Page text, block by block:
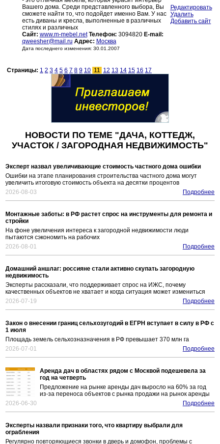
Вашего дома. Среди представленного выбора, Вы
сможете найти то, что подойдет именно Вам. У нас
есть диваны и кресла, выполненные в различных
стилях и различных
Сайт: www.m-mebel.net Телефон: 3094820 E-mail:
qweesher@mail.ru Адрес: Москва
Дата последнего изменения: 30.01.2007
Редактировать
Удалить
Добавить сайт
Страницы: 1 2 3 4 5 6 7 8 9 10 11 12 13 14 15 16 17
НОВОСТИ ПО ТЕМЕ "ДАЧА, КОТТЕДЖ,
УЧАСТОК / ЗАГОРОДНАЯ НЕДВИЖИМОСТЬ"
Эксперт назвал увеличивающие стоимость частного дома ошибки
Ошибки на этапе планирования строительства частного дома могут
увеличить итоговую стоимость объекта на десятки процентов
2026-08-03
Подробнее
Монтажные заботы: в РФ растет спрос на инструменты для ремонта и
стройки
На фоне увеличения интереса к загородной недвижимости люди
пытаются сэкономить на рабочих
2026-08-01
Подробнее
Домашний аншлаг: россияне стали активно скупать загородную
недвижимость
Эксперты рассказали, что поддерживает спрос на ИЖС, почему
качественных объектов не хватает и когда ситуация может измениться
2026-07-19
Подробнее
Закон о внесении границ сельхозугодий в ЕГРН вступает в силу в РФ с
1 июля
Площадь земель сельхозназначения в РФ превышает 370 млн га
2026-07-01
Подробнее
Аренда дач в областях рядом с Москвой подешевела за
год на четверть
Предложение на рынке аренды дач выросло на 60% за год
из-за переноса объектов с рынка продажи на рынок аренды
2026-06-30
Подробнее
Эксперты назвали признаки того, что квартиру выбрали для
ограбления
Регулярно повторяющиеся звонки в дверь и домофон, проблемы с